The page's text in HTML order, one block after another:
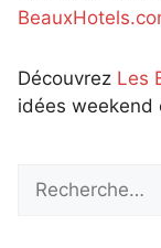
Découvrez Les
idées weekend